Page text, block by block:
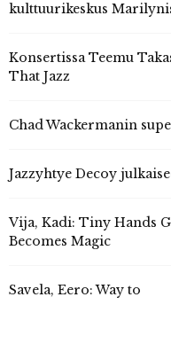
kulttuurikeskus
Konsertissa Teemu
That Jazz
Chad Wackermanin
Jazzyhtye Decoy
Vija, Kadi: Tiny Hands
Becomes Magic
Savela, Eero: Way to